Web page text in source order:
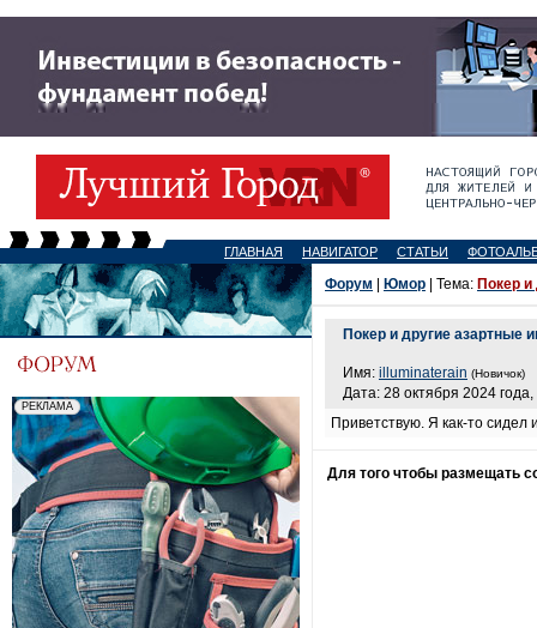
ГЛАВНАЯ НАВИГАТОР СТАТЬИ
Форум Юмор | Тема: Покер и
Покер и другие азартные
Имя: illuminaterain (Новичок)
Дата: 28 октября 2024
Приветствую. Я как-то сидел
Для того чтобы размещать